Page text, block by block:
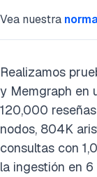
Vea nuestra
Realizamos
y Memgraph en
120,000
nodos, 804K
consultas con
la ingestión en